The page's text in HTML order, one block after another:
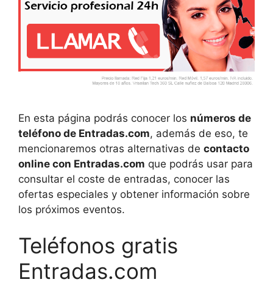
En esta página podrás conocer los números de
teléfono de Entradas.com, además de eso, te
mencionaremos otras alternativas de contacto
online con Entradas.com que podrás usar para
consultar el coste de entradas, conocer las
ofertas especiales y obtener información sobre
los próximos eventos.
Teléfonos gratis
Entradas.com